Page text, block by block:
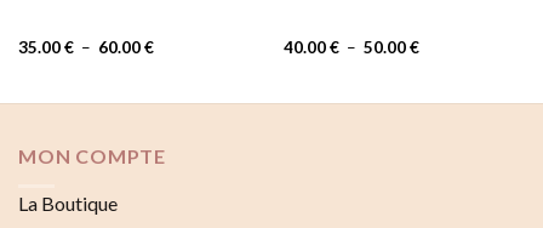
35.00€ – 60.00€Plage
à
40.00€ – 50.00€Plage
à
MON COMPTE
La Boutique